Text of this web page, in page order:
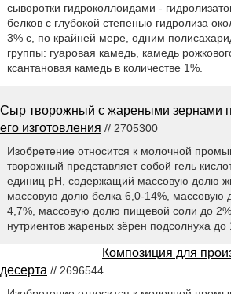
сыворотки гидроколлоидами -
белков с глубокой степенью гидролиза
3% с, по крайней мере, одним
группы: гуаровая камедь, камедь
ксантановая камедь в количестве 1%.
Сыр творожный с жареными зернами
его изготовления // 2705300
Изобретение относится к молочной
творожный представляет собой гель
единиц pH, содержащий массовую долю
массовую долю белка 6,0-14%, массовую
4,7%, массовую долю пищевой соли до
нутриентов жареных зёрен подсолнуха до
Композиция для
десерта // 2696544